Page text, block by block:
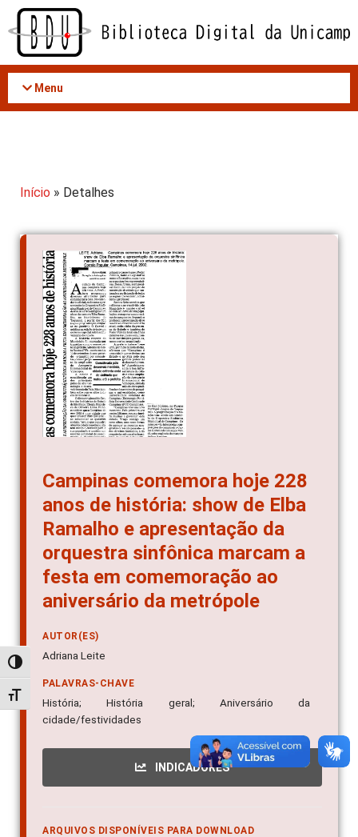
Acessar
conteúdo
Alternar alto contraste
Alternar tamanho da fonte
Menu
Início » Detalhes
Campinas comemora hoje 228
anos de história: show de Elba
Ramalho e apresentação da
orquestra sinfônica marcam a
festa em comemoração ao
aniversário da metrópole
AUTOR(ES)
Adriana Leite
PALAVRAS-CHAVE
História; História geral; Aniversário da
cidade/festividades
INDICADORES
ARQUIVOS DISPONÍVEIS PARA DOWNLOAD